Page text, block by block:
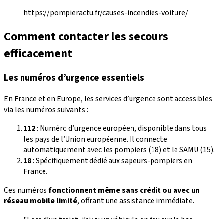
https://pompieractu.fr/causes-incendies-voiture/
Comment contacter les secours
efficacement
Les numéros d’urgence essentiels
En France et en Europe, les services d’urgence sont accessibles
via les numéros suivants :
112: Numéro d’urgence européen, disponible dans tous
les pays de l’Union européenne. Il connecte
automatiquement avec les pompiers (18) et le SAMU (15).
18: Spécifiquement dédié aux sapeurs-pompiers en
France.
Ces numérosfonctionnent même sans crédit ou avec un
réseau mobile limité, offrant une assistance immédiate.